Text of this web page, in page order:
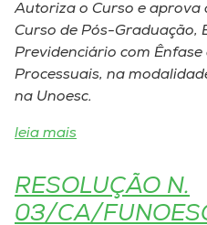
Autoriza o Curso e aprova
Curso de Pós-Graduação,
Previdenciário com Ênfase
Processuais, na
na Unoesc.
leia mais
RESOLUÇÃO N.
03/CA/